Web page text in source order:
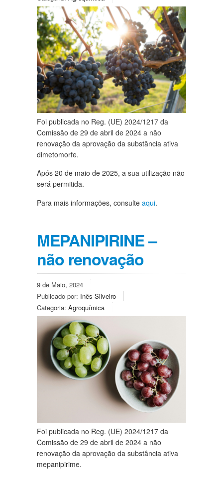
Foi publicada no Reg. (UE) 2024/1217 da
Comissão de 29 de abril de 2024 a não
renovação da aprovação da substância ativa
dimetomorfe.
Após 20 de maio de 2025, a sua utilização não
será permitida.
Para mais informações, consulte aqui.
MEPANIPIRINE –
não renovação
9 de Maio, 2024
Publicado por: Inês Silveiro
Categoria: Agroquímica
Foi publicada no Reg. (UE) 2024/1217 da
Comissão de 29 de abril de 2024 a não
renovação da aprovação da substância ativa
mepanipirime.